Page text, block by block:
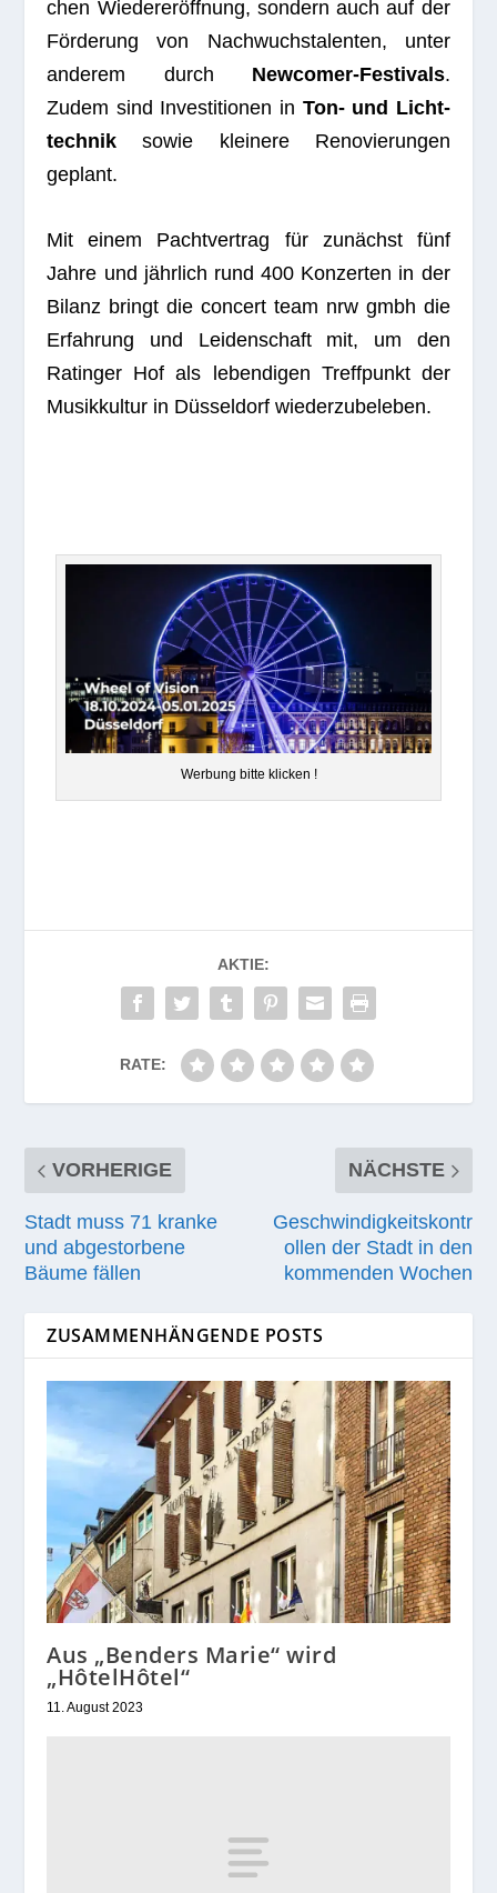
chen Wie­der­eröff­nung, son­dern auch auf der
För­de­rung von Nach­wuchs­ta­len­ten, unter
ande­rem durch New­co­mer-Fes­ti­vals.
Zudem sind Inves­ti­tio­nen in Ton- und Licht­
tech­nik sowie klei­nere Reno­vie­run­gen
geplant.
Mit einem Pacht­ver­trag für zunächst fünf
Jahre und jähr­lich rund 400 Kon­zer­ten in der
Bilanz bringt die con­cert team nrw gmbh die
Erfah­rung und Lei­den­schaft mit, um den
Ratin­ger Hof als leben­di­gen Treff­punkt der
Musik­kul­tur in Düs­sel­dorf wiederzubeleben.
Wer­bung bitte klicken !
AKTIE:
RATE:
VORHERIGE
Stadt muss 71 kranke
und abgestorbene
Bäume fällen
NÄCHSTE
Geschwindigkeitskontr
ollen der Stadt in den
kommenden Wochen
ZUSAMMENHÄNGENDE POSTS
Aus „Benders Marie“ wird
„HôtelHôtel“
11. August 2023